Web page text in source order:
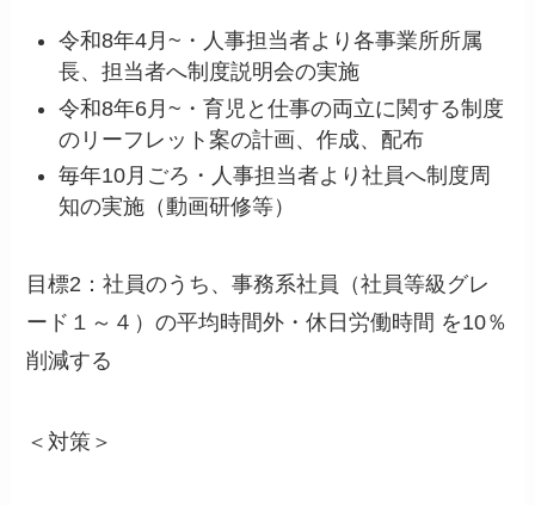
令和8年4月~・人事担当者より各事業所所属
長、担当者へ制度説明会の実施
令和8年6月~・育児と仕事の両立に関する制度
のリーフレット案の計画、作成、配布
毎年10月ごろ・人事担当者より社員へ制度周
知の実施（動画研修等）
目標2：社員のうち、事務系社員（社員等級グレ
ード１～４）の平均時間外・休日労働時間 を10％
削減する
＜対策＞